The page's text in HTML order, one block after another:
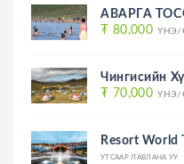
АВАРГА
₮ 80,000 ҮНЭ/
Чингисийн
₮ 70,000 ҮНЭ/
Resort World
УТСААР ЛАВЛАНА УУ